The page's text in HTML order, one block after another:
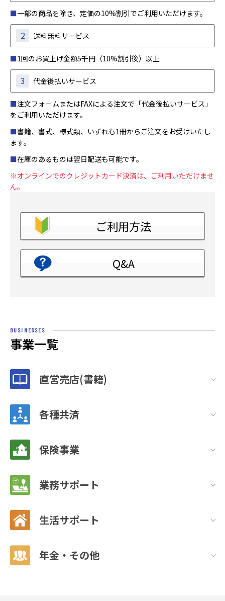
■一部の商品を除き、定価の10%割引でご利用いただけます。
2 送料無料サービス
■1回のお買上げ金額5千円（10%割引後）以上
3 代金後払いサービス
■注文フォームまたはFAXによる注文で「代金後払いサービス」
をご利用いただけます。
■書籍、書式、様式類、いずれも1冊からご注文をお受けいたし
ます。
■在庫のあるものは翌日配送も可能です。
※オンラインでのクレジットカード決済は、ご利用いただけませ
ん。
ご利用方法
Q&A
BUSINESSES
事業一覧
直営売店(書籍)
各種共済
保険事業
業務サポート
生活サポート
年金・その他